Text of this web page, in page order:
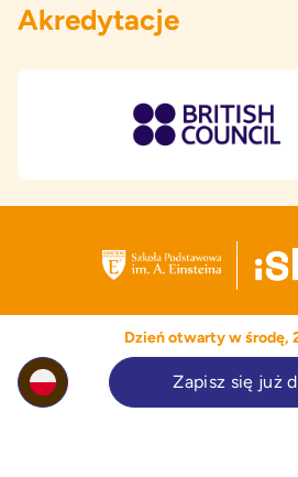
Dzień otwarty w środę,
Zapisz się już
Akredytacje